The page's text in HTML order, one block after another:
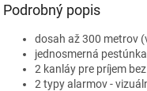
Podrobný popis
dosah až 300 metrov
jednosmerná pestúnka
2 kanláy pre príjem
2 typy alarmov -